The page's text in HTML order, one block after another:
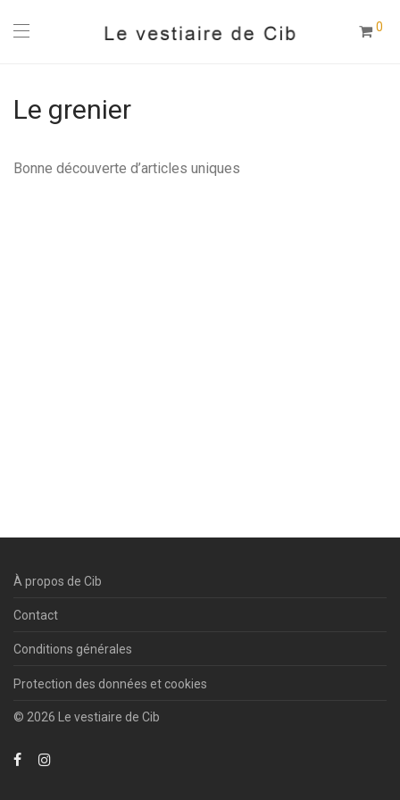
0
Le grenier
Bonne découverte d’articles uniques
À propos de Cib
Contact
Conditions générales
Protection des données et cookies
© 2026 Le vestiaire de Cib